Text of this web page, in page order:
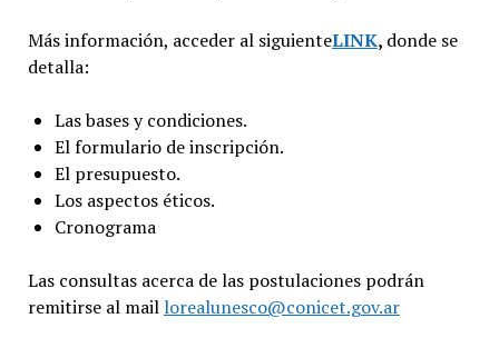
Más información, acceder al siguienteLINK, donde se
detalla:
Las bases y condiciones.
El formulario de inscripción.
El presupuesto.
Los aspectos éticos.
Cronograma
Las consultas acerca de las postulaciones podrán
remitirse al mail lorealunesco@conicet.gov.ar